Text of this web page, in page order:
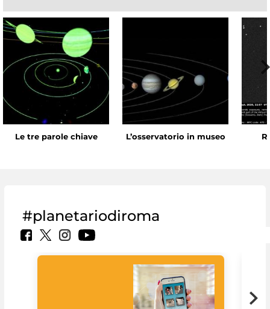
Le tre parole chiave L’osservatorio in museo
#planetariodiroma